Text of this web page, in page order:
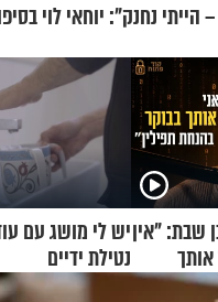
נחנק": יוחאי לוי
שבת: "איןיש לי מושג עם
נטילת ידיים